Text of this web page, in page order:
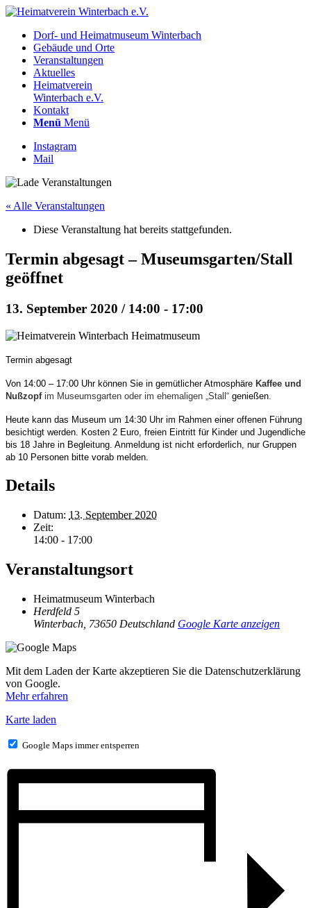
Dorf- und Heimatmuseum Winterbach
Gebäude und Orte
Veranstaltungen
Aktuelles
Heimatverein
Winterbach e.V.
Kontakt
Menü Menü
Instagram
Mail
« Alle Veranstaltungen
Diese Veranstaltung hat bereits stattgefunden.
Termin abgesagt – Museumsgarten/Stall
geöffnet
13. September 2020 / 14:00 - 17:00
Termin abgesagt
Von 14:00 – 17:00 Uhr können Sie in gemütlicher Atmosphäre Kaffee und
Nußzopf im Museumsgarten oder im ehemaligen „Stall“ genießen
Heute kann das Museum um 14:30 Uhr im Rahmen einer offenen Führung
besichtigt werden. Kosten 2 Euro, freien Eintritt für Kinder und Jugendliche
bis 18 Jahre in Begleitung. Anmeldung ist nicht erforderlich, nur Gruppen
ab 10 Personen bitte vorab melden.
Details
Datum: 13. September 2020
Zeit:
14:00 - 17:00
Veranstaltungsort
Heimatmuseum Winterbach
Herdfeld 5
Winterbach 73650 Deutschland Google Karte anzeigen
Mit dem Laden der Karte akzeptieren Sie die Datenschutzerklärung
von Google.
Mehr erfahren
Karte laden
Google Maps immer entsperren